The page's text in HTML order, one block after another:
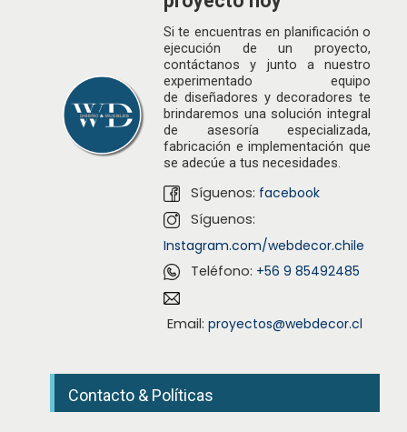
Si te encuentras en planificación o
ejecución de un proyecto,
contáctanos y junto a nuestro
experimentado equipo
de diseñadores y decoradores te
brindaremos una solución integral
de asesoría especializada,
fabricación e implementación que
se adecúe a tus necesidades.
Síguenos: facebook
Síguenos:
Instagram.com/webdecor.chile
Teléfono: +56 9 85492485
Email: proyectos@webdecor.cl
Contacto & Políticas